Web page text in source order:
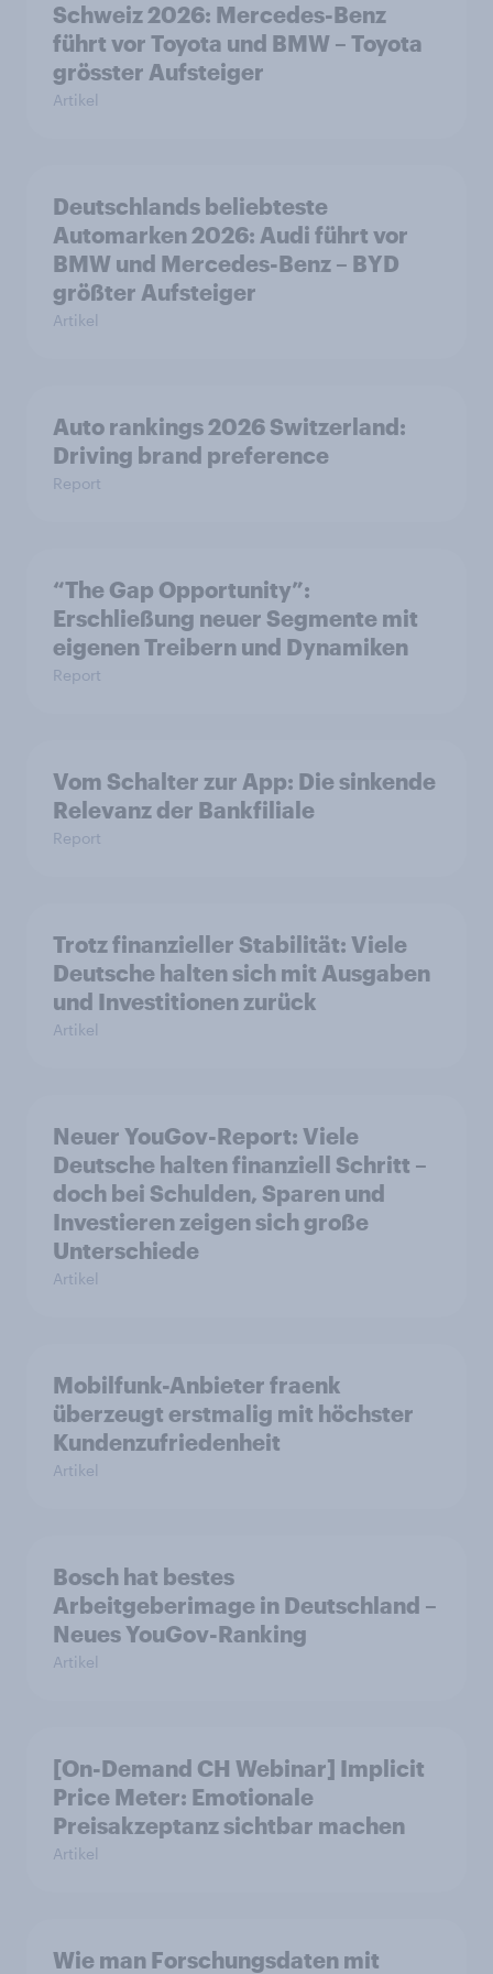
Schweiz 2026: Mercedes-Benz
führt vor Toyota und BMW – Toyota
grösster Aufsteiger
Artikel
Deutschlands beliebteste
Automarken 2026: Audi führt vor
BMW und Mercedes-Benz – BYD
größter Aufsteiger
Artikel
Auto rankings 2026 Switzerland:
Driving brand preference
Report
“The Gap Opportunity”:
Erschließung neuer Segmente mit
eigenen Treibern und Dynamiken
Report
Vom Schalter zur App: Die sinkende
Relevanz der Bankfiliale
Report
Trotz finanzieller Stabilität: Viele
Deutsche halten sich mit Ausgaben
und Investitionen zurück
Artikel
Neuer YouGov-Report: Viele
Deutsche halten finanziell Schritt –
doch bei Schulden, Sparen und
Investieren zeigen sich große
Unterschiede
Artikel
Mobilfunk-Anbieter fraenk
überzeugt erstmalig mit höchster
Kundenzufriedenheit
Artikel
Bosch hat bestes
Arbeitgeberimage in Deutschland –
Neues YouGov-Ranking
Artikel
[On-Demand CH Webinar] Implicit
Price Meter: Emotionale
Preisakzeptanz sichtbar machen
Artikel
Wie man Forschungsdaten mit